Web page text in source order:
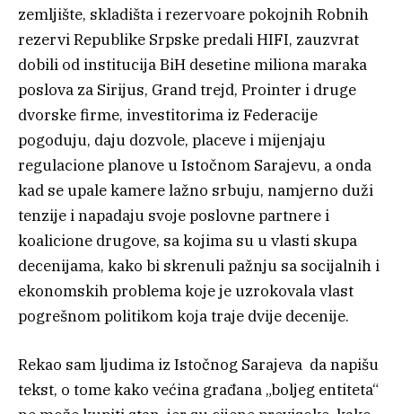
zemljište, skladišta i rezervoare pokojnih Robnih
rezervi Republike Srpske predali HIFI, zauzvrat
dobili od institucija BiH desetine miliona maraka
poslova za Sirijus, Grand trejd, Prointer i druge
dvorske firme, investitorima iz Federacije
pogoduju, daju dozvole, placeve i mijenjaju
regulacione planove u Istočnom Sarajevu, a onda
kad se upale kamere lažno srbuju, namjerno duži
tenzije i napadaju svoje poslovne partnere i
koalicione drugove, sa kojima su u vlasti skupa
decenijama, kako bi skrenuli pažnju sa socijalnih i
ekonomskih problema koje je uzrokovala vlast
pogrešnom politikom koja traje dvije decenije.
Rekao sam ljudima iz Istočnog Sarajeva da napišu
tekst, o tome kako većina građana „boljeg entiteta“